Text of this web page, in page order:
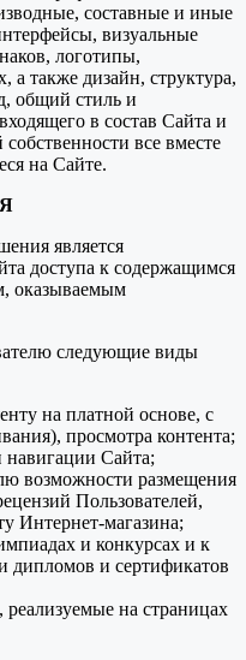
составные и иные
визуальные
логотипы,
также дизайн, структура,
общий стиль и
в состав Сайта и
все вместе
на Сайте.
является
доступа к содержащимся
оказываемым
следующие виды
на платной основе, с
просмотра контента;
навигации Сайта;
возможности размещения
Пользователей,
Интернет-магазина;
и конкурсах и к
дипломов и сертификатов
на страницах